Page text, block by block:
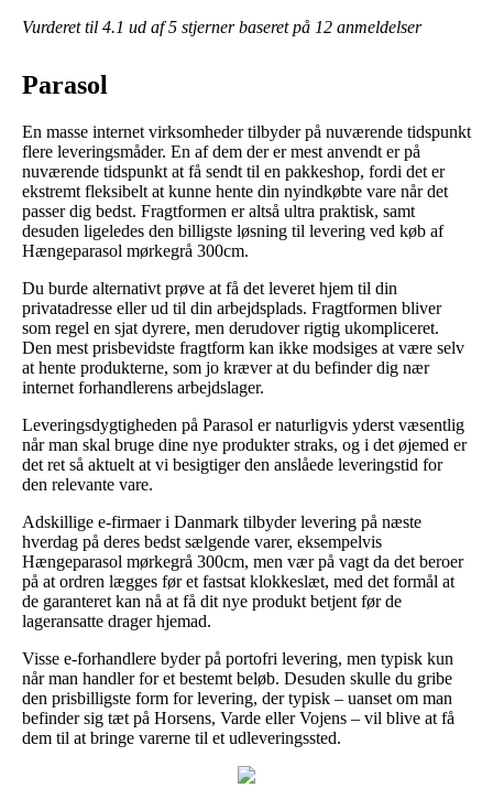
Vurderet til 4.1 ud af 5 stjerner baseret på 12 anmeldelser
Parasol
En masse internet virksomheder tilbyder på nuværende tidspunkt
flere leveringsmåder. En af dem der er mest anvendt er på
nuværende tidspunkt at få sendt til en pakkeshop, fordi det er
ekstremt fleksibelt at kunne hente din nyindkøbte vare når det
passer dig bedst. Fragtformen er altså ultra praktisk, samt
desuden ligeledes den billigste løsning til levering ved køb af
Hængeparasol mørkegrå 300cm.
Du burde alternativt prøve at få det leveret hjem til din
privatadresse eller ud til din arbejdsplads. Fragtformen bliver
som regel en sjat dyrere, men derudover rigtig ukompliceret.
Den mest prisbevidste fragtform kan ikke modsiges at være selv
at hente produkterne, som jo kræver at du befinder dig nær
internet forhandlerens arbejdslager.
Leveringsdygtigheden på Parasol er naturligvis yderst væsentlig
når man skal bruge dine nye produkter straks, og i det øjemed er
det ret så aktuelt at vi besigtiger den anslåede leveringstid for
den relevante vare.
Adskillige e-firmaer i Danmark tilbyder levering på næste
hverdag på deres bedst sælgende varer, eksempelvis
Hængeparasol mørkegrå 300cm, men vær på vagt da det beroer
på at ordren lægges før et fastsat klokkeslæt, med det formål at
de garanteret kan nå at få dit nye produkt betjent før de
lageransatte drager hjemad.
Visse e-forhandlere byder på portofri levering, men typisk kun
når man handler for et bestemt beløb. Desuden skulle du gribe
den prisbilligste form for levering, der typisk – uanset om man
befinder sig tæt på Horsens, Varde eller Vojens – vil blive at få
dem til at bringe varerne til et udleveringssted.